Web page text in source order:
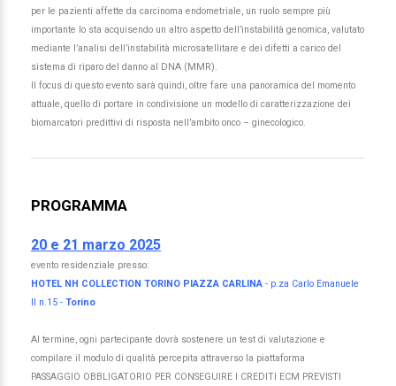
per le pazienti affette da carcinoma endometriale, un ruolo sempre più
importante lo sta acquisendo un altro aspetto dell’instabilità genomica, valutato
mediante l’analisi dell’instabilità microsatellitare e dei difetti a carico del
sistema di riparo del danno al DNA (MMR).
Il focus di questo evento sarà quindi, oltre fare una panoramica del momento
attuale, quello di portare in condivisione un modello di caratterizzazione dei
biomarcatori predittivi di risposta nell’ambito onco – ginecologico.
PROGRAMMA
20 e 21 marzo 2025
evento residenziale presso:
HOTEL NH COLLECTION TORINO PIAZZA CARLINA - p.za Carlo Emanuele
II n.15 - Torino
Al termine, ogni partecipante dovrà sostenere un test di valutazione e
compilare il modulo di qualità percepita attraverso la piattaforma
PASSAGGIO OBBLIGATORIO PER CONSEGUIRE I CREDITI ECM PREVISTI